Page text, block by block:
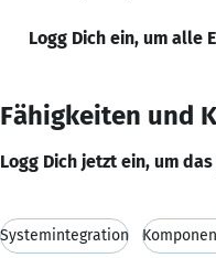
Logg Dich ein, um alle
Fähigkeiten und
Logg Dich jetzt ein, um
Systemintegration